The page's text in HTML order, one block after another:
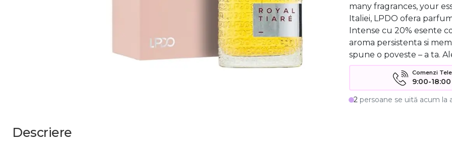
many fragrances, your
Italiei, LPDO ofera
Intense cu 20% esente
aroma persistenta si
spune o poveste – a ta.
Comenzi
9:00-
2 persoane se uită acum la
Descriere